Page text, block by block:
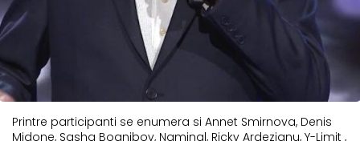
Printre participanti se enumera si Annet Smirnova, Denis
Midone, Sasha Bognibov, Naminal, Ricky Ardezianu, Y-Limit ,